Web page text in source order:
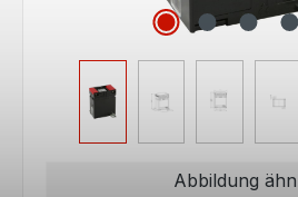
Abbildung